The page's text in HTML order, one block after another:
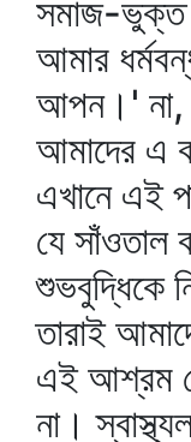
সমাজ-ভুক্ত
আমার
আপন।' না,
আমাদের এ
এখানে এই
যে সাঁওতাল
শুভবুদ্ধিকে
তারাই
এই আশ্রম
না।